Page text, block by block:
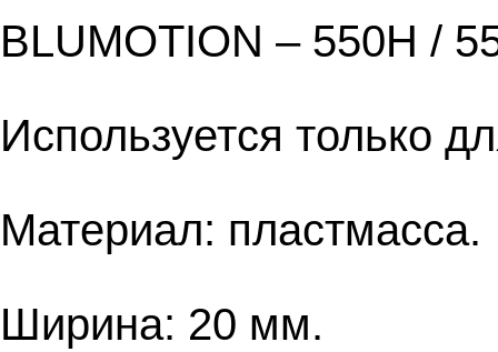
BLUMOTION – 550H /
Используется только
Материал: пластмасса.
Ширина: 20 мм.